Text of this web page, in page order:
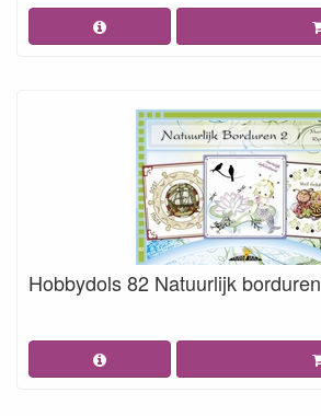
Hobbydols 82 Natuurlijk borduren